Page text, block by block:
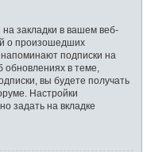
закладки в вашем веб-
о произошедших
подписки на
в теме,
вы будете получать
Настройки
задать на вкладке